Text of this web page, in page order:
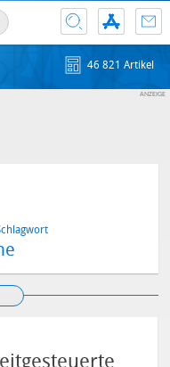
46 821 Artikel